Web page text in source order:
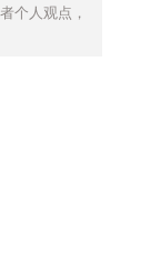
个人观点，